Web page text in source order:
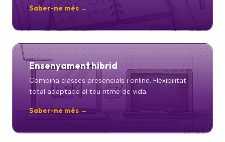
Saber-ne més →
Ensenyament híbrid
Combina classes presencials i online. Flexibilitat
total adaptada al teu ritme de vida.
Saber-ne més →